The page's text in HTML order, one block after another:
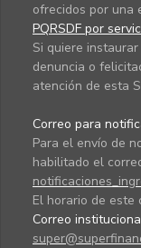
ofrecidos por una
PQRSDF por
Si quiere
denuncia o
atención de esta
Correo para
Para el envío de
habilitado el
El horario de este
Correo